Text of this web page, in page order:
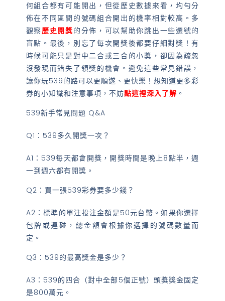
何組合都有可能開出，但從歷史數據來看，均勻分
佈在不同區間的號碼組合開出的機率相對較高。多
觀察歷史開獎的分佈，可以幫助你跳出一些選號的
盲點。最後，別忘了每次開獎後都要仔細對獎！有
時候可能只是對中二合或三合的小獎，卻因為疏忽
沒發現而錯失了領獎的機會。避免這些常見錯誤，
讓你玩539的路可以更順遂、更快樂！想知道更多彩
券的小知識和注意事項，不妨點這裡深入了解 。
539新手常見問題 Q&A
Q1：539多久開獎一次？
A1：539每天都會開獎，開獎時間是晚上8點半，週
一到週六都有開獎。
Q2：買一張539彩券要多少錢？
A2：標準的單注投注金額是50元台幣。如果你選擇
包牌或連碰，總金額會根據你選擇的號碼數量而
定。
Q3：539的最高獎金是多少？
A3：539的四合（對中全部5個正號）頭獎獎金固定
是800萬元。